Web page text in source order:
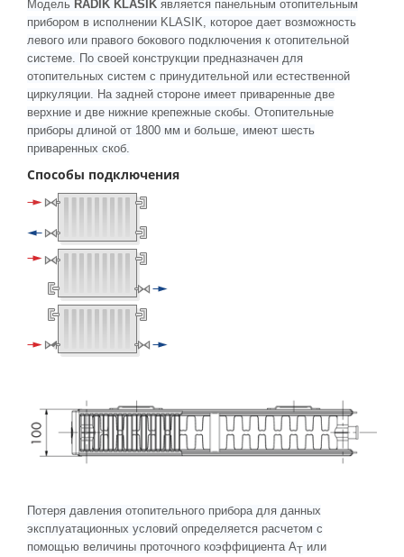
Модель RADIK KLASIK является панельным отопительным
прибором в исполнении KLASIK, которое дает возможность
левого или правого бокового подключения к отопительной
системе. По своей конструкции предназначен для
отопительных систем с принудительной или естественной
циркуляции. На задней стороне имеет приваренные две
верхние и две нижние крепежные скобы. Отопительные
приборы длиной от 1800 мм и больше, имеют шесть
приваренных скоб.
Способы подключения
Потеря давления отопительного прибора для данных
эксплуатационных условий определяется расчетом с
помощью величины проточного коэффициента AT или